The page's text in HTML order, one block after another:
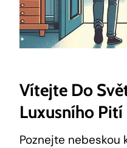
Vítejte Do
Luxusního Pití
Poznejte nebeskou